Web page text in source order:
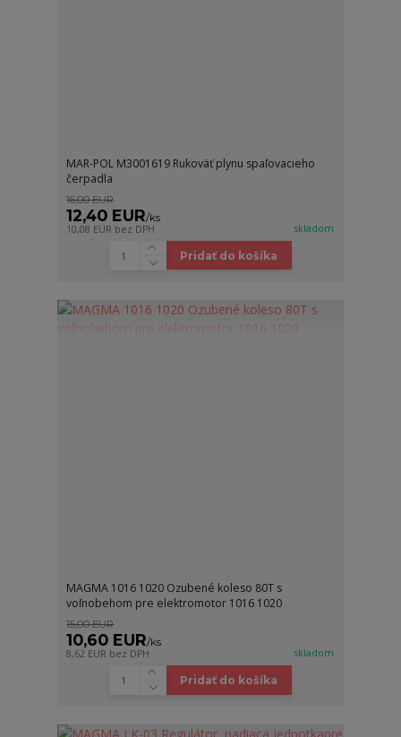
MAR-POL M3001619 Rukoväť plynu spaľovacieho
čerpadla
16,00 EUR
12,40 EUR/ks
10,08 EUR bez DPH skladom
Pridať do košíka
MAGMA 1016 1020 Ozubené koleso 80T s
voľnobehom pre elektromotor 1016 1020
15,00 EUR
10,60 EUR/ks
8,62 EUR bez DPH skladom
Pridať do košíka